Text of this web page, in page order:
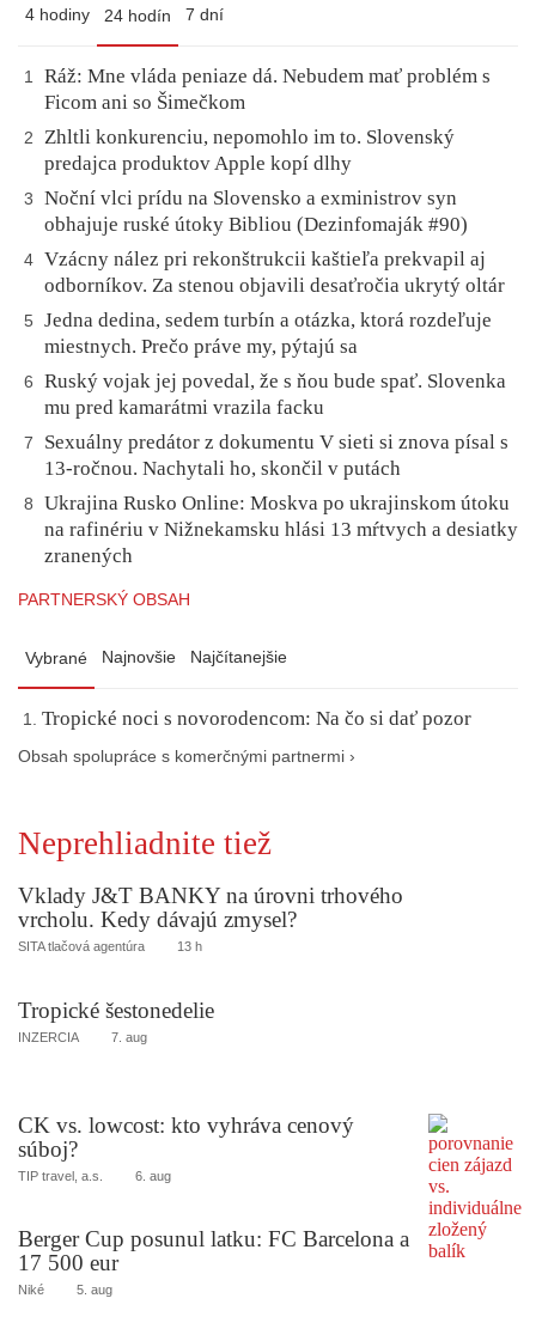
4 hodiny 24 hodín 7 dní
1
Ráž: Mne vláda peniaze dá. Nebudem mať problém s
Ficom ani so Šimečkom
2
Zhltli konkurenciu, nepomohlo im to. Slovenský
predajca produktov Apple kopí dlhy
3
Noční vlci prídu na Slovensko a exministrov syn
obhajuje ruské útoky Bibliou (Dezinfomaják #90)
4 Vzácny nález pri rekonštrukcii kaštieľa prekvapil aj
odborníkov. Za stenou objavili desaťročia ukrytý oltár
5
Jedna dedina, sedem turbín a otázka, ktorá rozdeľuje
miestnych. Prečo práve my, pýtajú sa
6
Ruský vojak jej povedal, že s ňou bude spať. Slovenka
mu pred kamarátmi vrazila facku
7
Sexuálny predátor z dokumentu V sieti si znova písal s
13-ročnou. Nachytali ho, skončil v putách
8
Ukrajina Rusko Online: Moskva po ukrajinskom útoku
na rafinériu v Nižnekamsku hlási 13 mŕtvych a desiatky
zranených
PARTNERSKÝ OBSAH
Vybrané Najnovšie Najčítanejšie
Tropické noci s novorodencom: Na čo si dať pozor
Obsah spolupráce s komerčnými partnermi ›
Neprehliadnite tiež
Vklady J&T BANKY na úrovni trhového
vrcholu. Kedy dávajú zmysel?
SITA tlačová agentúra 13 h
Tropické šestonedelie
INZERCIA 7. aug
CK vs. lowcost: kto vyhráva cenový
súboj?
TIP travel, a.s. 6. aug
Berger Cup posunul latku: FC Barcelona a
17 500 eur
Niké 5. aug